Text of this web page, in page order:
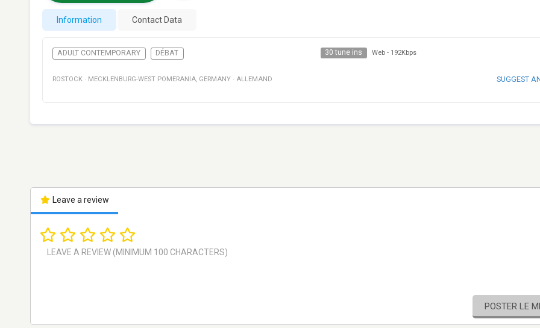
Information Contact Data
ADULT CONTEMPORARY DÉBAT 30 tune ins Web - 192Kbps
ROSTOCK · MECKLENBURG-WEST POMERANIA, GERMANY · ALLEMAND SUGGEST
Leave a review
POSTER LE